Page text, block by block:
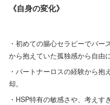
《自身の変化》
・初めての腸心セラピーでバ
から抱えていた孤独感から自由
・パートナーロスの経験から
却。
・HSP特有の敏感さや、考え